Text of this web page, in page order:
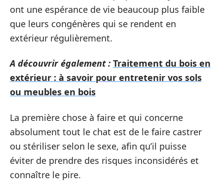
ont une espérance de vie beaucoup plus faible
que leurs congénères qui se rendent en
extérieur régulièrement.
A découvrir également : Traitement du bois en
extérieur : à savoir pour entretenir vos sols
ou meubles en bois
La première chose à faire et qui concerne
absolument tout le chat est de le faire castrer
ou stériliser selon le sexe, afin qu’il puisse
éviter de prendre des risques inconsidérés et
connaître le pire.